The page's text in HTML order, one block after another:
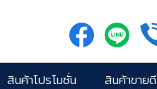
สินค้าโปรโมชั่น สินค้าขายดี